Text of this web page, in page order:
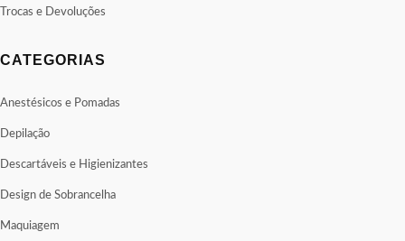
Trocas e Devoluções
CATEGORIAS
Anestésicos e Pomadas
Depilação
Descartáveis e Higienizantes
Design de Sobrancelha
Maquiagem